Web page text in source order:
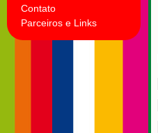
Contato
Parceiros e Links